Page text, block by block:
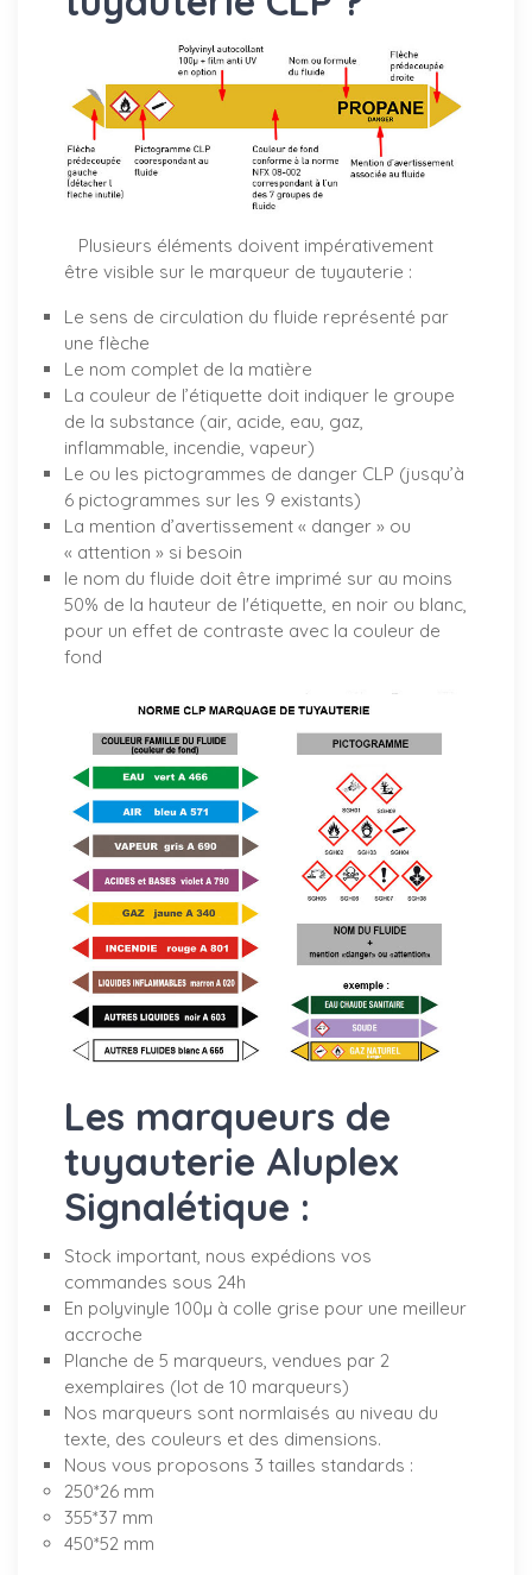
Plusieurs éléments doivent impérativement
être visible sur le marqueur de tuyauterie :
Le sens de circulation du fluide représenté par
une flèche
Le nom complet de la matière
La couleur de l’étiquette doit indiquer le groupe
de la substance (air, acide, eau, gaz,
inflammable, incendie, vapeur)
Le ou les pictogrammes de danger CLP (jusqu’à
6 pictogrammes sur les 9 existants)
La mention d’avertissement « danger » ou
« attention » si besoin
le nom du fluide doit être imprimé sur au moins
50% de la hauteur de l'étiquette, en noir ou blanc,
pour un effet de contraste avec la couleur de
fond
Les marqueurs de
tuyauterie Aluplex
Signalétique :
Stock important, nous expédions vos
commandes sous 24h
En polyvinyle 100µ à colle grise pour une meilleur
accroche
Planche de 5 marqueurs, vendues par 2
exemplaires (lot de 10 marqueurs)
Nos marqueurs sont normlaisés au niveau du
texte, des couleurs et des dimensions.
Nous vous proposons 3 tailles standards :
250*26 mm
355*37 mm
450*52 mm